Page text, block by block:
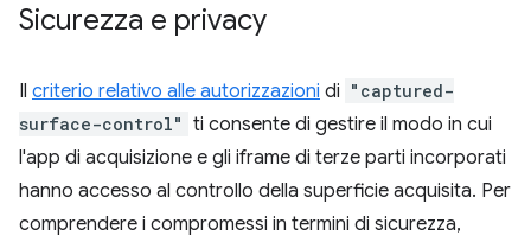
Sicurezza e privacy
Il criterio relativo alle autorizzazioni di "captured-
surface-control" ti consente di gestire il modo in cui
l'app di acquisizione e gli iframe di terze parti incorporati
hanno accesso al controllo della superficie acquisita. Per
comprendere i compromessi in termini di sicurezza,